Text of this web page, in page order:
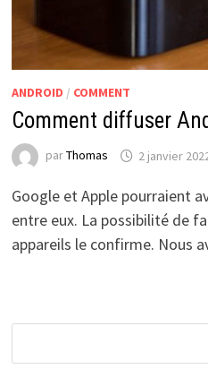
ANDROID / COMMENT
Comment diffuser
parThomas 2 janvier
Google et Apple pourraient
entre eux. La possibilité de
appareils le confirme. Nous